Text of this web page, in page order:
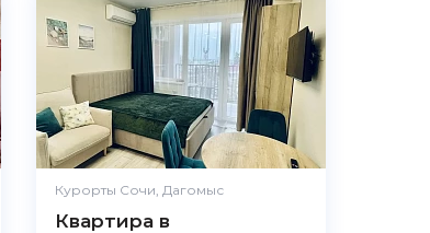
Курорты Сочи, Дагомыс
Квартира в